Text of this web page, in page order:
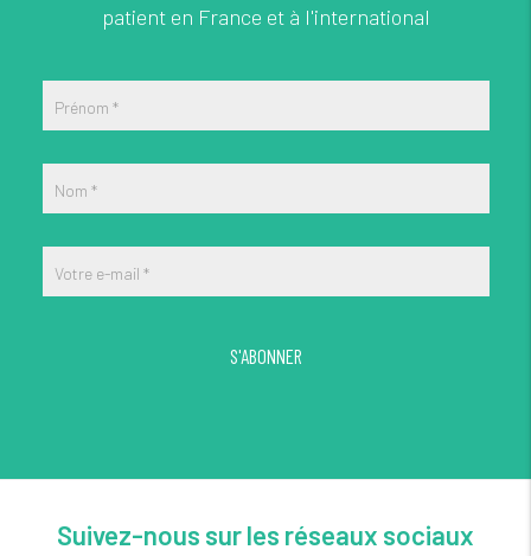
patient en France et à l'international
Prénom *
Nom *
Votre e-mail *
S'ABONNER
Suivez-nous sur les réseaux sociaux